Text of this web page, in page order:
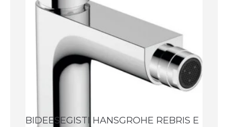
BIDEESEGISTI HANSGROHE REBRIS E